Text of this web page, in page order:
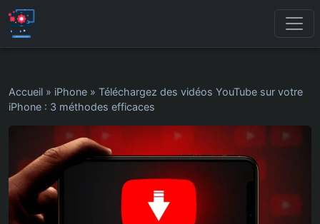
Accueil » iPhone » Téléchargez des vidéos YouTube sur votre
iPhone : 3 méthodes efficaces